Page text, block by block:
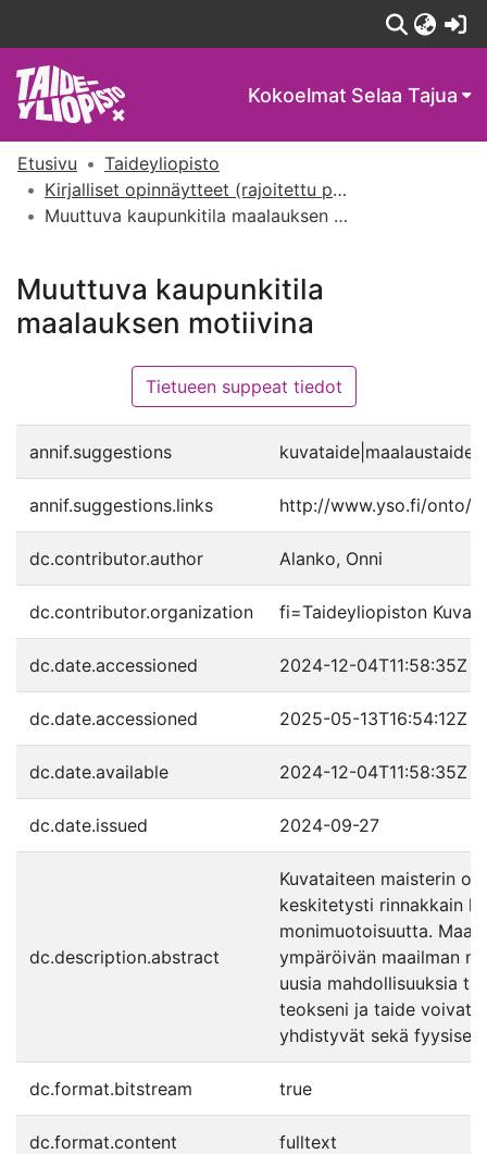
Kokoelmat Selaa Tajua
Etusivu
Taideyliopisto
Kirjalliset opinnäytteet (rajoitettu pääsy)
Muuttuva kaupunkitila maalauksen motiivina
Muuttuva kaupunkitila
maalauksen motiivina
Tietueen suppeat tiedot
annif.suggestions
annif.suggestions.links http://www.yso.fi/onto/
dc.contributor.author Alanko, Onni
dc.contributor.organization fi=Taideyliopiston
dc.date.accessioned 2024-12-04T11:58:35Z
dc.date.accessioned 2025-05-13T16:54:12Z
dc.date.available 2024-12-04T11:58:35Z
dc.date.issued 2024-09-27
dc.description.abstract
Kuvataiteen maisterin
keskitetysti rinnakkain
monimuotoisuutta.
ympäröivän maailman
uusia mahdollisuuksia
teokseni ja taide voivat
yhdistyvät sekä
dc.format.bitstream true
dc.format.content fulltext